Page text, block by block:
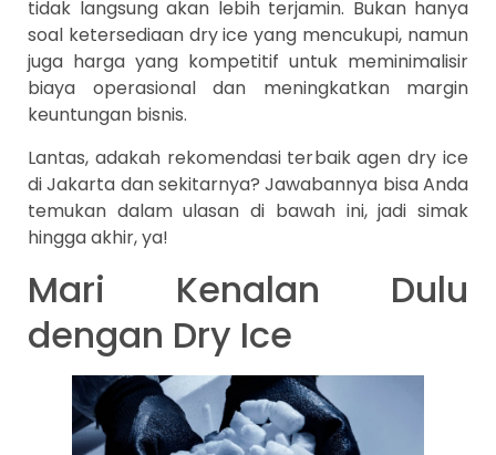
tidak langsung akan lebih terjamin. Bukan hanya
soal ketersediaan dry ice yang mencukupi, namun
juga harga yang kompetitif untuk meminimalisir
biaya operasional dan meningkatkan margin
keuntungan bisnis.
Lantas, adakah rekomendasi terbaik agen dry ice
di Jakarta dan sekitarnya? Jawabannya bisa Anda
temukan dalam ulasan di bawah ini, jadi simak
hingga akhir, ya!
Mari Kenalan Dulu
dengan Dry Ice